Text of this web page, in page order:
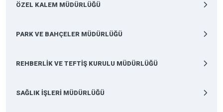
ÖZEL KALEM MÜDÜRLÜĞÜ
PARK VE BAHÇELER MÜDÜRLÜĞÜ
REHBERLİK VE TEFTİŞ KURULU MÜDÜRLÜĞÜ
SAĞLIK İŞLERİ MÜDÜRLÜĞÜ